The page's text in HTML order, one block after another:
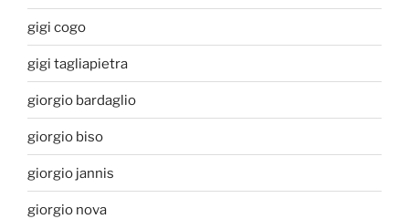
gigi cogo
gigi tagliapietra
giorgio bardaglio
giorgio biso
giorgio jannis
giorgio nova